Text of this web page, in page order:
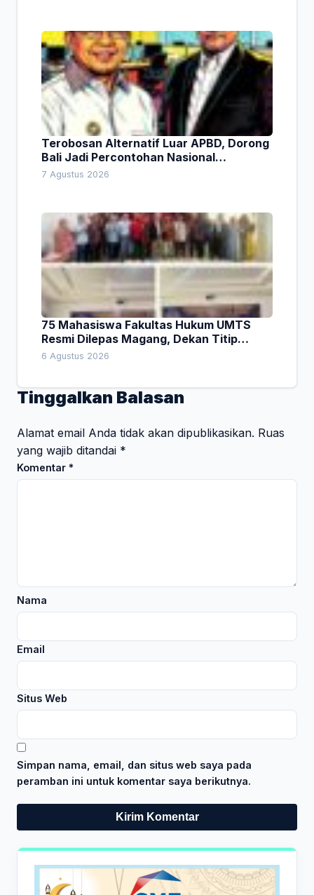
Terobosan Alternatif Luar APBD, Dorong
Bali Jadi Percontohan Nasional
Pembiayaan Daerah
7 Agustus 2026
75 Mahasiswa Fakultas Hukum UMTS
Resmi Dilepas Magang, Dekan Titip
Empat Pesan Penting
6 Agustus 2026
Tinggalkan Balasan
Alamat email Anda tidak akan dipublikasikan. Ruas
yang wajib ditandai *
Komentar *
Nama
Email
Situs Web
Simpan nama, email, dan situs web saya pada
peramban ini untuk komentar saya berikutnya.